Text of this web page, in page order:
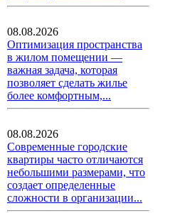
08.08.2026
Оптимизация пространства
в жилом помещении —
важная задача, которая
позволяет сделать жилье
более комфортным,...
08.08.2026
Современные городские
квартиры часто отличаются
небольшими размерами, что
создает определенные
сложности в организации...